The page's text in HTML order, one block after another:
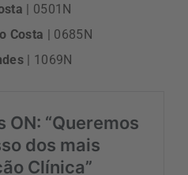
| 0501N
Costa | 0685N
| 1069N